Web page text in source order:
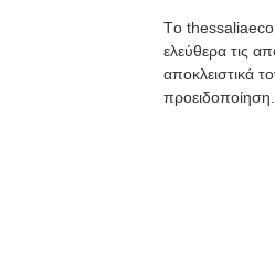
Tο
ελεύθερα τις
αποκλειστικά
προειδοποίηση.